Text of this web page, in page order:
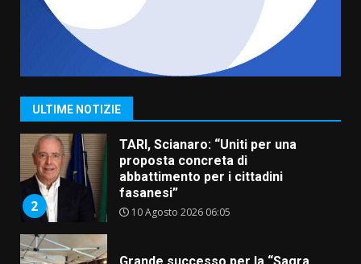
ULTIME NOTIZIE
8 Agosto 2026 07:15
1
Savelletri in festa, pienone sul
porto per Uccio De Santis: la
voce di Antonella Losavio
2
TARI, Scianaro: “Uniti per una
proposta concreta di
abbattimento per i cittadini
fasanesi”
10 Agosto 2026 06:05